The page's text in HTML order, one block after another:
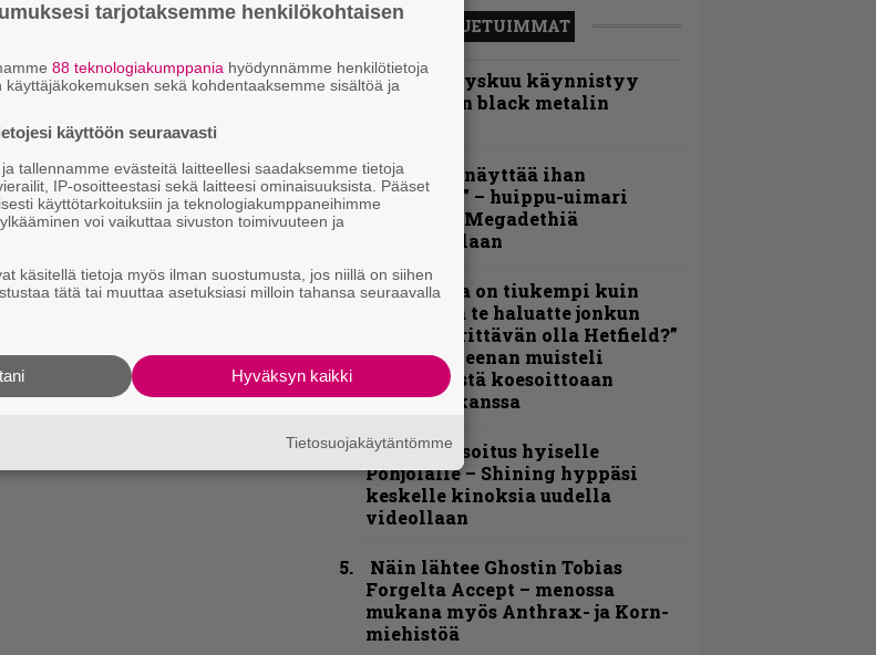
LUETUIMMAT
Espoon syyskuu käynnistyy
kotimaisen black metalin
”Mitalini näyttää ihan
plektralta” – huippu-uimari
jamittelee Megadethiä
palkinnollaan
”Metallica on tiukempi kuin
koskaan ja te haluatte jonkun
nulikan yrittävän olla Hetfield?”
– Pepper Keenan muisteli
ensimmäistä koesoittoaan
hevijätin kanssa
Kunnianosoitus hyiselle
Pohjolalle – Shining hyppäsi
keskelle kinoksia uudella
videollaan
Näin lähtee Ghostin Tobias
Forgelta Accept – menossa
mukana myös Anthrax- ja Korn-
miehistöä
tarjotaksemme henkilökohtaisen
88 teknologiakumppania hyödynnämme henkilötietoja
sekä kohdentaaksemme sisältöä ja
käyttöön seuraavasti
tallennamme evästeitä laitteellesi saadaksemme tietoja
IP-osoitteestasi sekä laitteesi ominaisuuksista. Pääset
käyttötarkoituksiin ja teknologiakumppaneihimme
voi vaikuttaa sivuston toimivuuteen ja
käsitellä tietoja myös ilman suostumusta, jos niillä on siihen
tätä tai muuttaa asetuksiasi milloin tahansa seuraavalla
Hyväksyn kaikki
Tietosuojakäytäntömme